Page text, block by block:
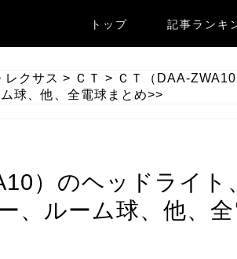
トップ 記事ランキ
レクサス > ＣＴ > ＣＴ（DAA-
球、他、全電球まとめ>>
）のヘッドライト
、ルーム球、他、